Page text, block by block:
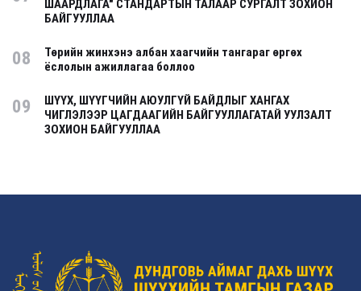
ШААРДЛАГА" СТАНДАРТЫН ТАЛААР СУРГАЛТ ЗОХИОН
БАЙГУУЛЛАА
08
Төрийн жинхэнэ албан хаагчийн тангараг өргөх
ёслолын ажиллагаа боллоо
09
ШҮҮХ, ШҮҮГЧИЙН АЮУЛГҮЙ БАЙДЛЫГ ХАНГАХ
ЧИГЛЭЛЭЭР ЦАГДААГИЙН БАЙГУУЛЛАГАТАЙ УУЛЗАЛТ
ЗОХИОН БАЙГУУЛЛАА